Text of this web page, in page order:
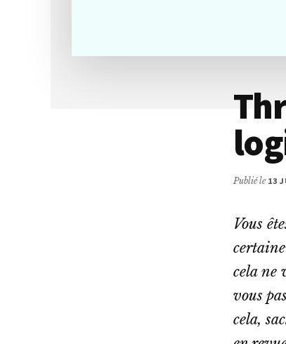
Publié le 13
Vous
cela ne
vous
cela,